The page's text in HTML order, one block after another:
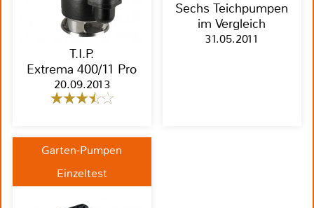
T.I.P.
Extrema 400/11 Pro
20.09.2013
Sechs Teichpumpen
im Vergleich
31.05.2011
Garten-Pumpen
Einzeltest